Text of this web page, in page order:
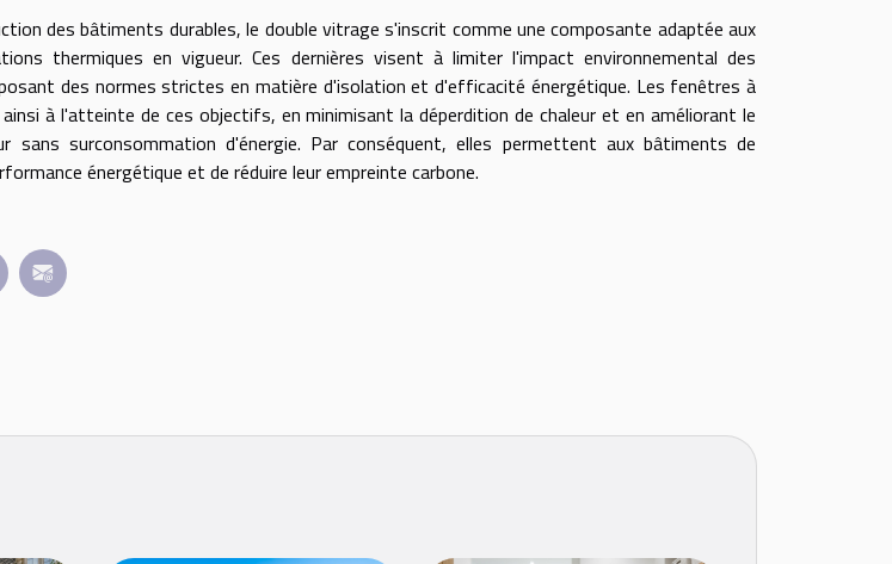
des bâtiments durables, le double vitrage s'inscrit comme une composante adaptée aux
thermiques en vigueur. Ces dernières visent à limiter l'impact environnemental des
des normes strictes en matière d'isolation et d'efficacité énergétique. Les fenêtres à
à l'atteinte de ces objectifs, en minimisant la déperdition de chaleur et en améliorant le
sans surconsommation d'énergie. Par conséquent, elles permettent aux bâtiments de
énergétique et de réduire leur empreinte carbone.